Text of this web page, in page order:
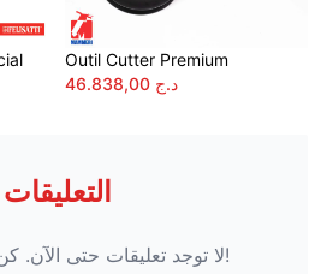
Outil Cutter Premium
د.ج
التعليقات
لا توجد تعليقات حتى الآن. كن أول من يعلق!